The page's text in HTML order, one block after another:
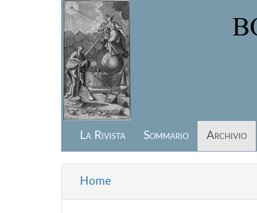
Salta al contenuto principale
La Rivista Sommario Archivio
Home